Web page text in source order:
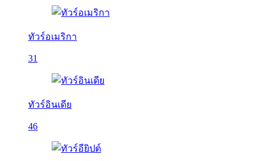
ทัวร์อเมริกา
31
ทัวร์อินเดีย
46